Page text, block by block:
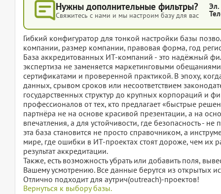
Нужны дополнительные фильтры?
Свяжитесь с нами и мы настроим базу для вас
Эл.
Гибкий конфигуратор для тонкой настройки базы
компании, размер компании, правовая форма, год
База аккредитованных ИТ-компаний - это надёжный
экспертиза не заменяется маркетинговыми
сертификатами и проверенной практикой. В эпоху,
данных, срывом сроков или несоответствием
государственных структур до крупных корпораций и
профессионалов от тех, кто предлагает «быстрые
партнёра не на основе красивой презентации, а на
впечатления, а для устойчивости, где безопасность -
эта база становится не просто справочником, а
мире, где ошибки в ИТ-проектах стоят дороже, чем их
результат аккредитации.
Также, есть возможность убрать или добавить поля,
Вашему усмотрению. Все данные берутся из открытых
Отлично подходит для аутрич(outreach)-проектов!
Вернуться к выбору базы.